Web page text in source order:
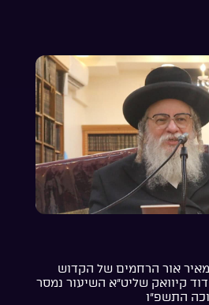
אור הרחמים של הקדוש
קיוואק שליט”א השיעור נמסר
התשפ”ו